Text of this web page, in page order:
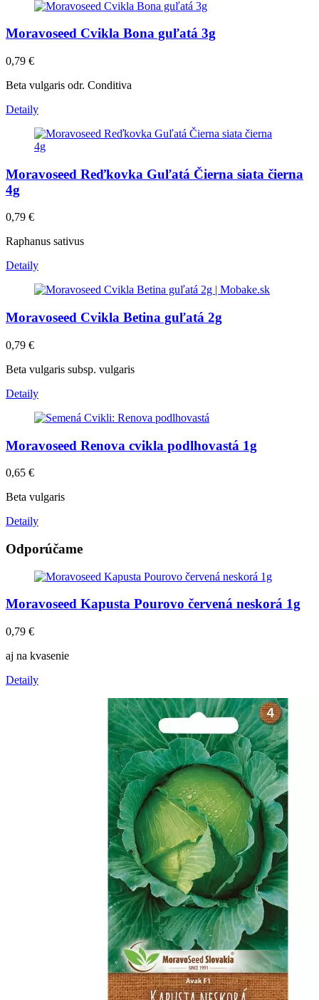
Moravoseed Cvikla Bona guľatá 3g
0,79 €
Beta vulgaris odr. Conditiva
Detaily
Moravoseed Reďkovka Guľatá Čierna siata čierna
4g
0,79 €
Raphanus sativus
Detaily
Moravoseed Cvikla Betina guľatá 2g
0,79 €
Beta vulgaris subsp. vulgaris
Detaily
Moravoseed Renova cvikla podlhovastá 1g
0,65 €
Beta vulgaris
Detaily
Odporúčame
Moravoseed Kapusta Pourovo červená neskorá 1g
0,79 €
aj na kvasenie
Detaily